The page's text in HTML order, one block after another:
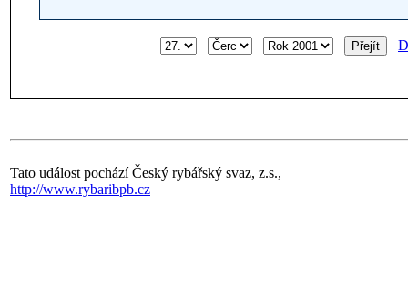
Tato událost pochází Český rybářský svaz, z.s.,
http://www.rybaribpb.cz